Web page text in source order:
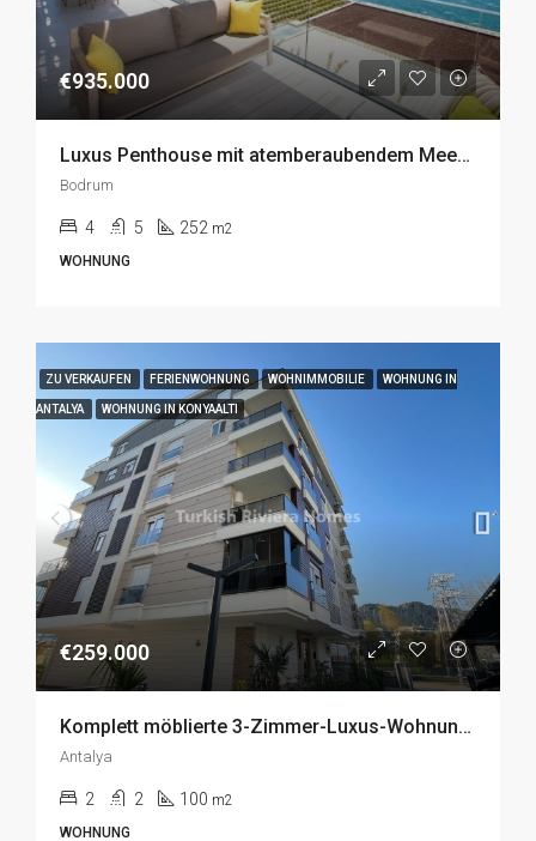
€935.000
Luxus Penthouse mit atemberaubendem Meerblick in Gümüslük, Bodrum zu Verkaufen
Bodrum
4 5 252 m2
WOHNUNG
ZU VERKAUFEN FERIENWOHNUNG WOHNIMMOBILIE WOHNUNG IN
ANTALYA WOHNUNG IN KONYAALTI
€259.000
Komplett möblierte 3-Zimmer-Luxus-Wohnung zum Verkauf in Konyaalti, Antalya
Antalya
2 2 100 m2
WOHNUNG